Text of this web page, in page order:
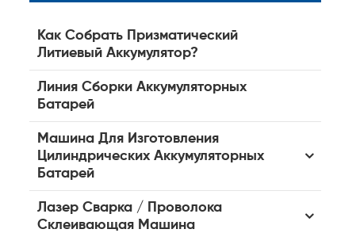
Как Собрать Призматический
Литиевый Аккумулятор?
Линия Сборки Аккумуляторных
Батарей
Машина Для Изготовления
Цилиндрических Аккумуляторных
Батарей
Лазер Сварка / Проволока
Склеивающая Машина